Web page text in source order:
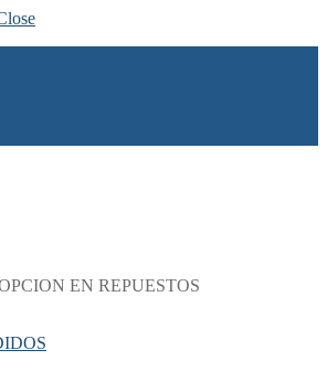
EN REPUESTOS